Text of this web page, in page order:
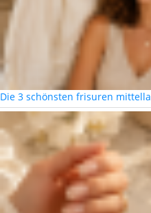
Die 3 schönsten frisuren